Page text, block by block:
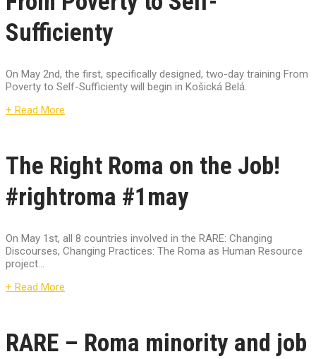
Sufficienty
On May 2nd, the first, specifically designed, two-day training From
Poverty to Self-Sufficienty will begin in Košická Belá.
+ Read More
The Right Roma on the Job!
#rightroma #1may
On May 1st, all 8 countries involved in the RARE: Changing
Discourses, Changing Practices: The Roma as Human Resource
project...
+ Read More
RARE – Roma minority and job